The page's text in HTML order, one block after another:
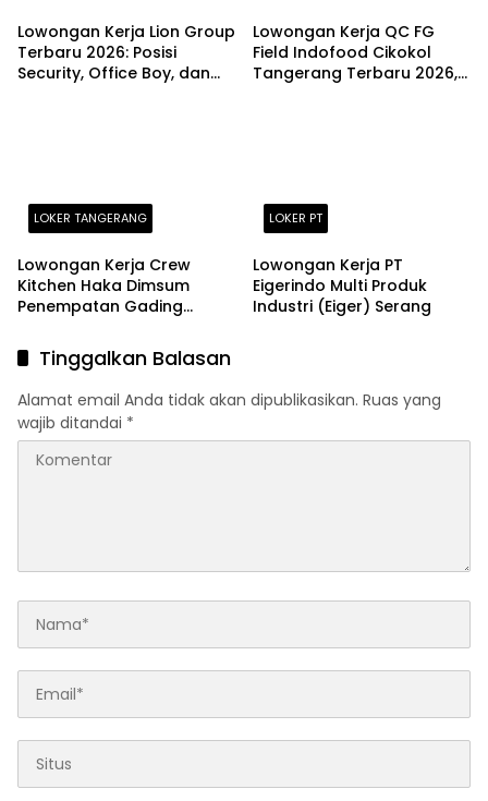
Lowongan Kerja Lion Group
Terbaru 2026: Posisi
Security, Office Boy, dan
Lowongan Kerja QC FG
Field Indofood Cikokol
Tangerang Terbaru 2026,
LOKER TANGERANG
Lowongan Kerja Crew
Kitchen Haka Dimsum
Penempatan Gading
Terbaru Agustus 2026
LOKER PT
Lowongan Kerja PT
Eigerindo Multi Produk
Industri (Eiger) Serang
Tinggalkan Balasan
Alamat email Anda tidak akan dipublikasikan. Ruas yang
wajib ditandai *